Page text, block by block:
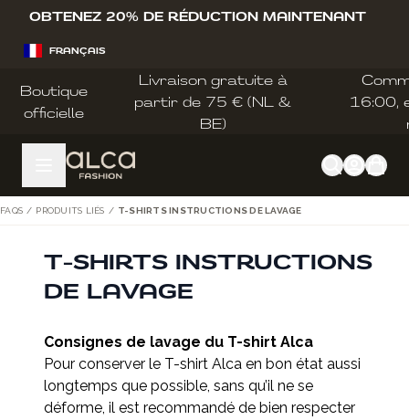
Allez au contenu
OBTENEZ 20% DE RÉDUCTION MAINTENANT
Boutique
officielle
Livraison gratuite à
partir de 75 € (NL &
BE)
16:00,
FRANÇAIS
FAQS / PRODUITS LIÉS / T-SHIRTS INSTRUCTIONS DE LAVAGE
T-SHIRTS INSTRUCTIONS
DE LAVAGE
Consignes de lavage du T-shirt Alca
Pour conserver le T-shirt Alca en bon état aussi
longtemps que possible, sans qu’il ne se
déforme, il est recommandé de bien respecter